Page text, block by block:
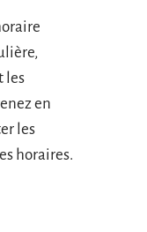
les
en
les
horaires.